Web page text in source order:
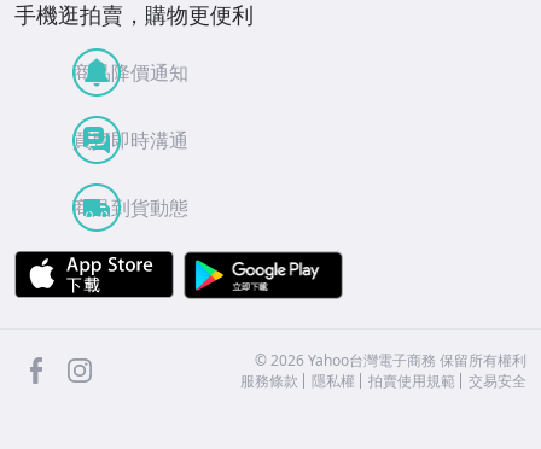
手機逛拍賣，購物更便利
商品降價通知
買賣即時溝通
商品到貨動態
APP Store
facebook ©2026 Yahoo台灣電子商務 保留所有權利
服務條款
隱私權 拍賣使用規範 交易安全